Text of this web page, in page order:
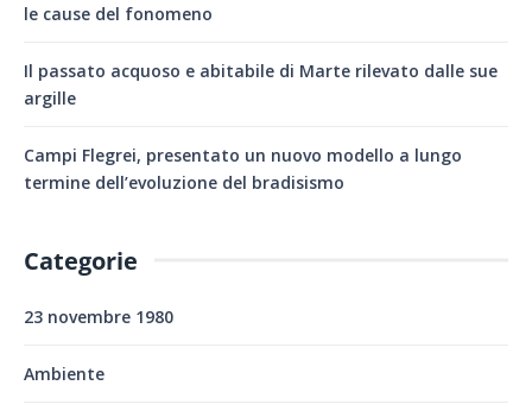
le cause del fonomeno
Il passato acquoso e abitabile di Marte rilevato dalle sue
argille
Campi Flegrei, presentato un nuovo modello a lungo
termine dell’evoluzione del bradisismo
Categorie
23 novembre 1980
Ambiente